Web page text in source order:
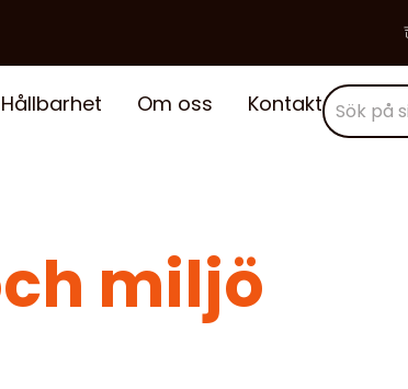
Hållbarhet Om oss Kontakt
miljö